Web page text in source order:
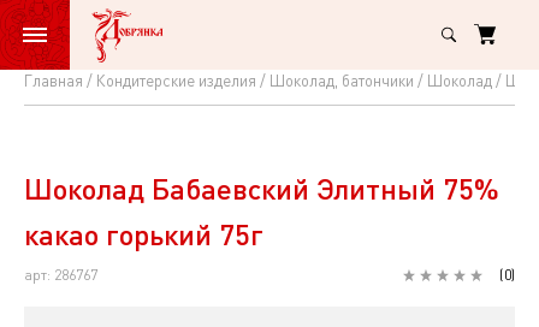
Главная Кондитерские изделия Шоколад, батончики Шоколад
Шоколад
Элитный
75%
какао
Шоколад Бабаевский Элитный 75%
какао горький 75г
арт: 286767 (0)